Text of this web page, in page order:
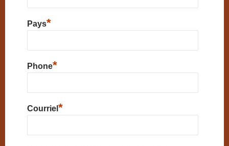
Pays*
Phone*
Courriel *